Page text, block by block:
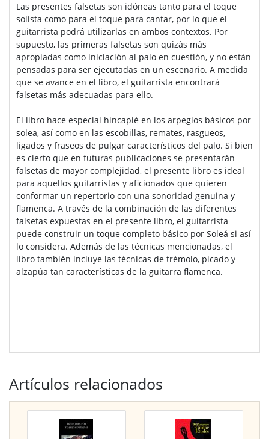
Las presentes falsetas son idóneas tanto para el toque
solista como para el toque para cantar, por lo que el
guitarrista podrá utilizarlas en ambos contextos. Por
supuesto, las primeras falsetas son quizás más
apropiadas como iniciación al palo en cuestión, y no están
pensadas para ser ejecutadas en un escenario. A medida
que se avance en el libro, el guitarrista encontrará
falsetas más adecuadas para ello.
El libro hace especial hincapié en los arpegios básicos por
solea, así como en las escobillas, remates, rasgueos,
ligados y fraseos de pulgar característicos del palo. Si bien
es cierto que en futuras publicaciones se presentarán
falsetas de mayor complejidad, el presente libro es ideal
para aquellos guitarristas y aficionados que quieren
conformar un repertorio con una sonoridad genuina y
flamenca. A través de la combinación de las diferentes
falsetas expuestas en el presente libro, el guitarrista
puede construir un toque completo básico por Soleá si así
lo considera. Además de las técnicas mencionadas, el
libro también incluye las técnicas de trémolo, picado y
alzapúa tan características de la guitarra flamenca.
Artículos relacionados